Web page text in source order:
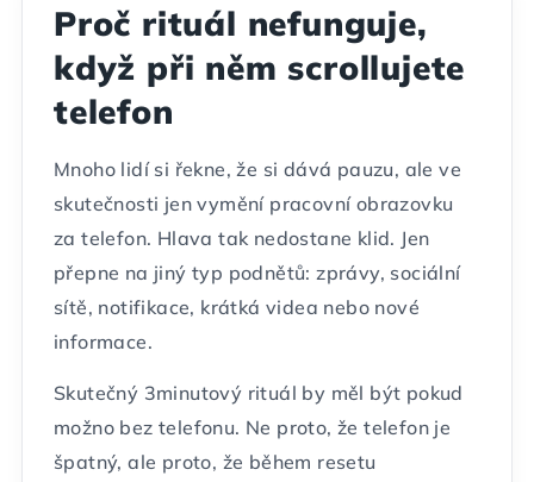
Proč rituál nefunguje,
když při něm scrollujete
telefon
Mnoho lidí si řekne, že si dává pauzu, ale ve
skutečnosti jen vymění pracovní obrazovku
za telefon. Hlava tak nedostane klid. Jen
přepne na jiný typ podnětů: zprávy, sociální
sítě, notifikace, krátká videa nebo nové
informace.
Skutečný 3minutový rituál by měl být pokud
možno bez telefonu. Ne proto, že telefon je
špatný, ale proto, že během resetu